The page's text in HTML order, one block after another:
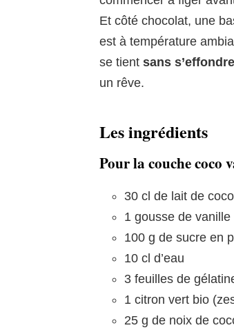
Et côté chocolat, une
est à température
se tient sans
un rêve.
Les ingrédients
Pour la couche coco
30 cl de lait de coco
1 gousse de vanille
100 g de sucre en
10 cl d’eau
3 feuilles de
1 citron vert bio
25 g de noix de